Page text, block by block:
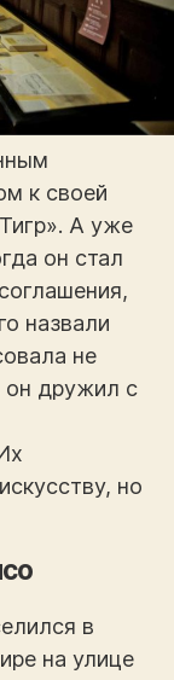
к своей
А уже
он стал
назвали
не
он дружил с
но
в
на улице